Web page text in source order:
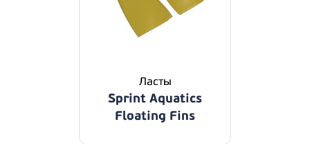
Ласты
Sprint Aquatics
Floating Fins